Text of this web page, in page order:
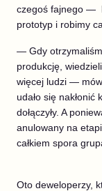
czegoś fajnego —
prototyp i robimy
— Gdy
produkcję,
więcej ludzi —
udało się
dołączyły. A
anulowany na
całkiem spora
Oto deweloperzy,